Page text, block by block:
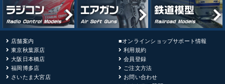
店舗案内
東京秋葉原店
大阪日本橋店
福岡博多店
さいたま大宮店
■オンラインショップサポート情報
利用規約
会員登録
ご注文方法
お問い合わせ